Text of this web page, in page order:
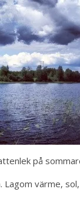
på
Lagom värme,